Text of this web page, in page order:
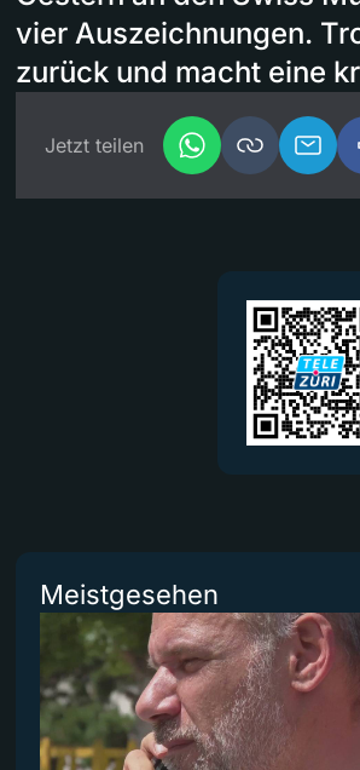
vier Auszeichnungen.
zurück und macht eine
Jetzt teilen
Meistgesehen